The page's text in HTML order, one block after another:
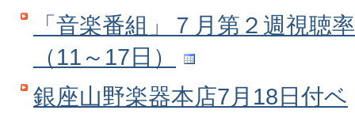
「音楽番組」７月第２週視聴率
（11～17日）
銀座山野楽器本店7月18日付ベ